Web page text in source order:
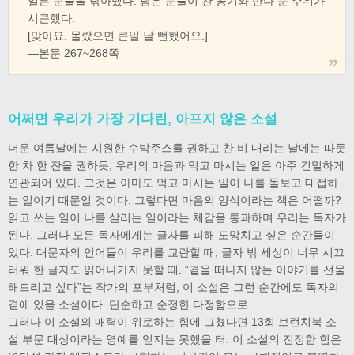
시큰했다.
[맞아요. 몰랐으면 큰일 날 뻔했어요.]
―본문 267~268쪽
어쩌면 우리가 가장 기다린, 아프지 않은 소설
더운 여름날에는 시원한 수박주스를 권하고 찬 비 내리는 날에는 따듯
한 차 한 잔을 권하듯, 우리의 마음과 먹고 마시는 일은 아주 긴밀하게
연관되어 있다. 그것은 아마도 먹고 마시는 일이 나를 돌보고 대접하
는 일이기 때문일 것이다. 그렇다면 마음의 양식이라는 책은 어떨까?
읽고 쓰는 일이 나를 살리는 일이라는 체감을 통과하며 우리는 독자가
된다. 그러나 모든 독자에게는 글자를 피해 도망치고 싶은 순간들이
있다. 대문자의 언어들이 우리를 교란할 때, 글자 밖 세상이 너무 시끄
러워 한 글자도 읽어나가지 못할 때. “곁을 떠나지 않는 이야기를 선물
해드리고 싶다”는 작가의 포부처럼, 이 소설은 그런 순간에도 독자의
곁에 있을 소설이다. 단순하고 순정한 다정함으로.
그러나 이 소설의 매력이 위로하는 힘에 그쳤다면 13회 브런치북 소
설 부문 대상이라는 영예를 얻지는 못했을 터. 이 소설의 진정한 힘은